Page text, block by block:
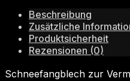
Beschreibung
Zusätzliche
Produktsicherheit
Rezensionen (0)
Schneefangblech zur